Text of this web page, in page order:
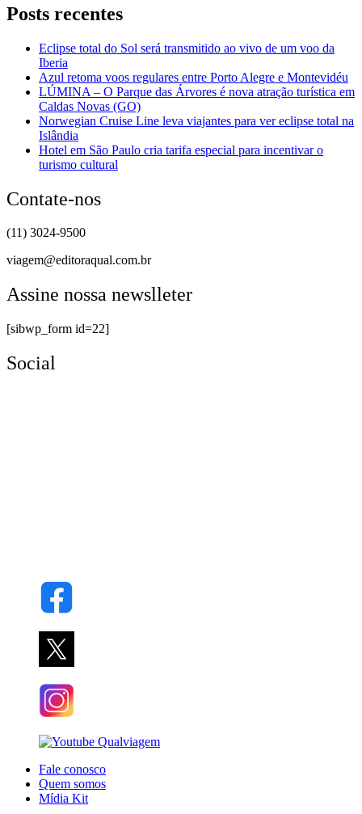
Posts recentes
Eclipse total do Sol será transmitido ao vivo de um voo da
Iberia
Azul retoma voos regulares entre Porto Alegre e Montevidéu
LÚMINA – O Parque das Árvores é nova atração turística em
Caldas Novas (GO)
Norwegian Cruise Line leva viajantes para ver eclipse total na
Islândia
Hotel em São Paulo cria tarifa especial para incentivar o
turismo cultural
Contate-nos
(11) 3024-9500
viagem@editoraqual.com.br
Assine nossa newslleter
[sibwp_form id=22]
Social
Fale conosco
Quem somos
Mídia Kit